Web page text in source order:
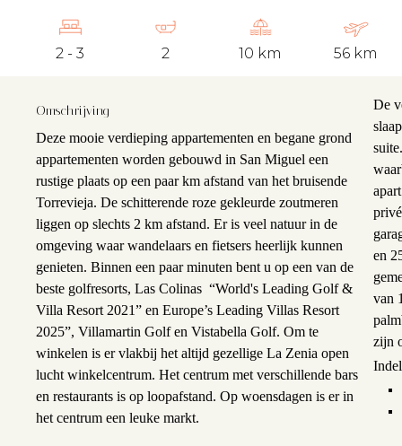
2 - 3 2 10 km 56 km
Omschrijving
Deze mooie verdieping appartementen en begane grond
appartementen worden gebouwd in San Miguel een
rustige plaats op een paar km afstand van het bruisende
Torrevieja. De schitterende roze gekleurde zoutmeren
liggen op slechts 2 km afstand. Er is veel natuur in de
omgeving waar wandelaars en fietsers heerlijk kunnen
genieten. Binnen een paar minuten bent u op een van de
beste golfresorts, Las Colinas “World's Leading Golf &
Villa Resort 2021” en Europe’s Leading Villas Resort
2025”, Villamartin Golf en Vistabella Golf. Om te
winkelen is er vlakbij het altijd gezellige La Zenia open
lucht winkelcentrum. Het centrum met verschillende bars
en restaurants is op loopafstand. Op woensdagen is er in
het centrum een leuke markt.
De
en
van
zijn